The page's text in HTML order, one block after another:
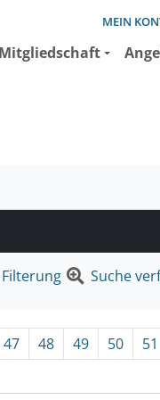
MEIN
Mitgliedschaft
Suche
47 48 49 50 51